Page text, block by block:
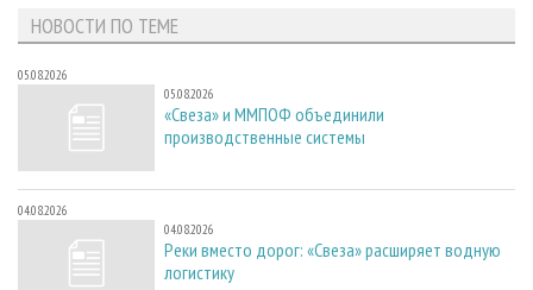
НОВОСТИ ПО ТЕМЕ
05.08.2026
05.08.2026
«Свеза» и ММПОФ объединили
производственные системы
04.08.2026
04.08.2026
Реки вместо дорог: «Свеза» расширяет водную
логистику